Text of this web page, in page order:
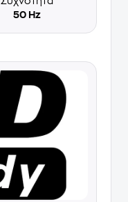
50 Hz